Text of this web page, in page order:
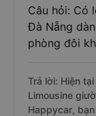
Câu hỏi: Có
Đà Nẵng
phòng đôi
Trả lời: Hiện
Limousine
Happycar,